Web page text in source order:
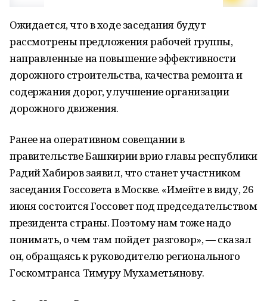
Ожидается, что в ходе заседания будут
рассмотрены предложения рабочей группы,
направленные на повышение эффективности
дорожного строительства, качества ремонта и
содержания дорог, улучшение организации
дорожного движения.
Ранее на оперативном совещании в
правительстве Башкирии врио главы республики
Радий Хабиров заявил, что станет участником
заседания Госсовета в Москве. «Имейте в виду, 26
июня состоится Госсовет под председательством
президента страны. Поэтому нам тоже надо
понимать, о чем там пойдет разговор», — сказал
он, обращаясь к руководителю регионального
Госкомтранса Тимуру Мухаметьянову.